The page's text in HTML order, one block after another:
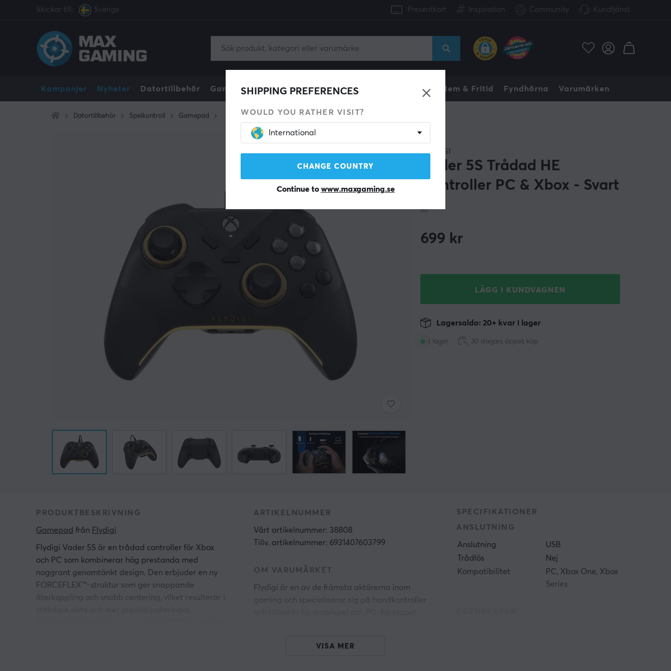
Skickar till: Sverige Presentkort Inspiration Community Kundtjänst
Kampanjer Nyheter Datortillbehör Gamingdator Konsol Gamingstol Mobiltillbehör Hem & Fritid Fyndhörna Varumärken
SHIPPING PREFERENCES
WOULD YOU RATHER VISIT?
International
CHANGE COUNTRY
Continue to www.maxgaming.se
Datortillbehör Spelkontroll Gamepad
FLYDIGI
Vader 5S Trådad HE
Controller PC & Xbox - Svart
(6)
699 kr
LÄGG I KUNDVAGNEN
I lager
Lagersaldo: 20+ kvar i lager
30 dagars öppet köp
PRODUKTBESKRIVNING
Gamepad från Flydigi
Flydigi Vader 5S är en trådad controller för Xbox
och PC som kombinerar hög prestanda med
noggrant genomtänkt design. Den erbjuder en ny
FORCEFLEX™-struktur som ger snappande
återkoppling och snabb centering, vilket resulterar i
ARTIKELNUMMER
Vårt artikelnummer: 38808
Tillv. artikelnummer: 6931407603799
OM VARUMÄRKET
Flydigi är en av de främsta aktörerna inom
gaming och specialiserar sig på handkontroller
teknologier som CapAir Mapping, Flymapping
SPECIFIKATIONER
ANSLUTNING
Anslutning
USB
Trådlös
Nej
Kompatibilitet
PC, Xbox One, Xbox
Series
VISA MER